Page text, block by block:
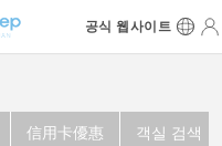
공식 웹사이트
信用卡優惠 객실 검색